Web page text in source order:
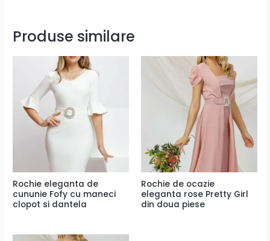
Produse similare
Rochie eleganta de
cununie Fofy cu maneci
clopot si dantela
Rochie de ocazie
eleganta rose Pretty Girl
din doua piese